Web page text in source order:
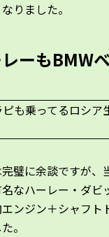
りました。
ーもBMW
璧に余談ですが、
なハーレー・ダビ
ンジン＋シャフト
。